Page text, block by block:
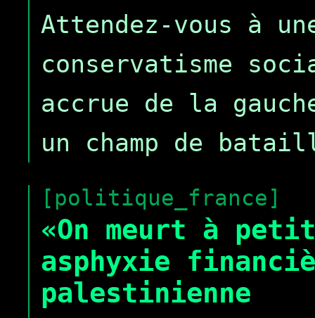
Attendez-vous à
conservatisme
accrue de la
un champ de
[politique_france]
«On meurt à
asphyxie
palestinienne